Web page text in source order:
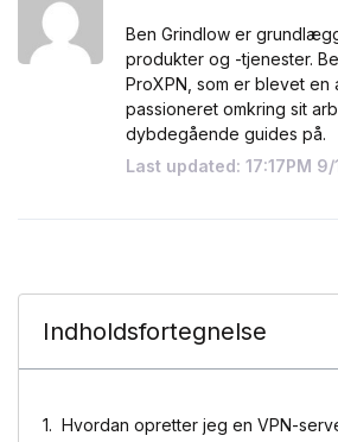
Ben Grindlow er
produkter og -tjenester.
ProXPN, som er blevet
passioneret omkring sit
dybdegående guides på.
Last updated: 17:17PM
Indholdsfortegnelse
Hvordan opretter jeg en VPN-